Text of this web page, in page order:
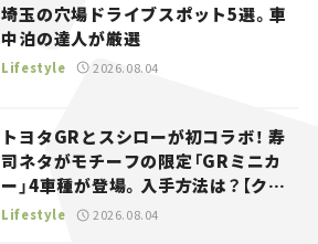
埼玉の穴場ドライブスポット5選。車
中泊の達人が厳選
Lifestyle 2026.08.04
トヨタGRとスシローが初コラボ！ 寿
司ネタがモチーフの限定「GRミニカ
ー」4車種が登場。入手方法は？【クル
マとホビー】
Lifestyle 2026.08.04